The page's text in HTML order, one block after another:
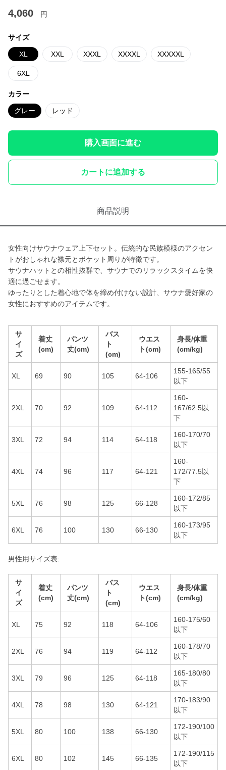
4,060 円
サイズ
XL XXL XXXL XXXXL XXXXXL
6XL
カラー
グレー レッド
購入画面に進む
カートに追加する
商品説明
女性向けサウナウェア上下セット。伝統的な民族模様のアクセン
トがおしゃれな襟元とポケット周りが特徴です。
サウナハットとの相性抜群で、サウナでのリラックスタイムを快
適に過ごせます。
ゆったりとした着心地で体を締め付けない設計、サウナ愛好家の
女性におすすめのアイテムです。
サ
イ
ズ
着丈
(cm)
パンツ
丈(cm)
バス
ト
(cm)
ウエス
ト(cm)
身長/体重
(cm/kg)
XL 69 90 105 64-106
155-165/55
以下
2XL 70 92 109 64-112
160-
167/62.5以
下
3XL 72 94 114 64-118
160-170/70
以下
4XL 74 96 117 64-121
160-
172/77.5以
下
5XL 76 98 125 66-128
160-172/85
以下
6XL 76 100 130 66-130
160-173/95
以下
男性用サイズ表:
サ
イ
ズ
着丈
(cm)
パンツ
丈(cm)
バス
ト
(cm)
ウエス
ト(cm)
身長/体重
(cm/kg)
XL 75 92 118 64-106
160-175/60
以下
2XL 76 94 119 64-112
160-178/70
以下
3XL 79 96 125 64-118
165-180/80
以下
4XL 78 98 130 64-121
170-183/90
以下
5XL 80 100 138 66-130
172-190/100
以下
6XL 80 102 145 66-135
172-190/115
以下